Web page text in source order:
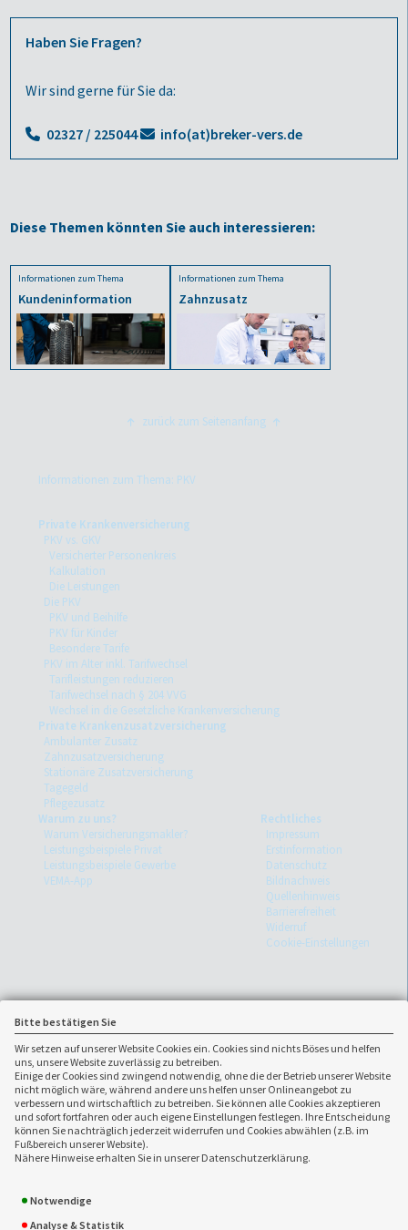
Bitte bestätigen Sie
Wir setzen auf unserer Website Cookies ein. Cookies sind nichts Böses und helfen
uns, unsere Website zuverlässig zu betreiben.
Einige der Cookies sind zwingend notwendig, ohne die der Betrieb unserer Website
nicht möglich wäre, während andere uns helfen unser Onlineangebot zu
verbessern und wirtschaftlich zu betreiben. Sie können alle Cookies akzeptieren
und sofort fortfahren oder auch eigene Einstellungen festlegen. Ihre Entscheidung
können Sie nachträglich jederzeit widerrufen und Cookies abwählen (z.B. im
Fußbereich unserer Website).
Nähere Hinweise erhalten Sie in unserer Datenschutzerklärung.
Notwendige
Analyse & Statistik
Haben Sie Fragen?
Wir sind gerne für Sie da:
02327 / 225044 info(at)breker-vers.de
Diese Themen könnten Sie auch interessieren:
Informationen zum Thema
Kundeninformation
Informationen zum Thema
Zahnzusatz
zurück zum Seitenanfang
Informationen zum Thema: PKV
Private Krankenversicherung
PKV vs. GKV
Versicherter Personenkreis
Kalkulation
Die Leistungen
Die PKV
PKV und Beihilfe
PKV für Kinder
Besondere Tarife
PKV im Alter inkl. Tarifwechsel
Tarifleistungen reduzieren
Tarifwechsel nach § 204 VVG
Wechsel in die Gesetzliche Krankenversicherung
Private Krankenzusatzversicherung
Ambulanter Zusatz
Zahnzusatzversicherung
Stationäre Zusatzversicherung
Tagegeld
Pflegezusatz
Warum zu uns?
Warum Versicherungsmakler?
Leistungsbeispiele Privat
Leistungsbeispiele Gewerbe
VEMA-App
Rechtliches
Impressum
Erstinformation
Datenschutz
Bildnachweis
Quellenhinweis
Barrierefreiheit
Widerruf
Cookie-Einstellungen
Ansprechpartner:
Inh. Volker Breker
Gewerbestr. 2a